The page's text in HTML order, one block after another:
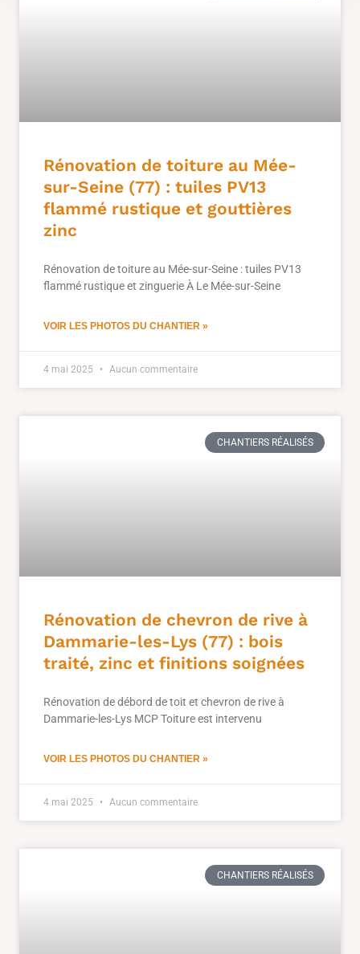
Rénovation de toiture au Mée-
sur-Seine (77) : tuiles PV13
flammé rustique et gouttières
zinc
Rénovation de toiture au Mée-sur-Seine : tuiles PV13
flammé rustique et zinguerie À Le Mée-sur-Seine
VOIR LES PHOTOS DU CHANTIER »
4 mai 2025 Aucun commentaire
CHANTIERS RÉALISÉS
Rénovation de chevron de rive à
Dammarie-les-Lys (77) : bois
traité, zinc et finitions soignées
Rénovation de débord de toit et chevron de rive à
Dammarie-les-Lys MCP Toiture est intervenu
VOIR LES PHOTOS DU CHANTIER »
4 mai 2025 Aucun commentaire
CHANTIERS RÉALISÉS